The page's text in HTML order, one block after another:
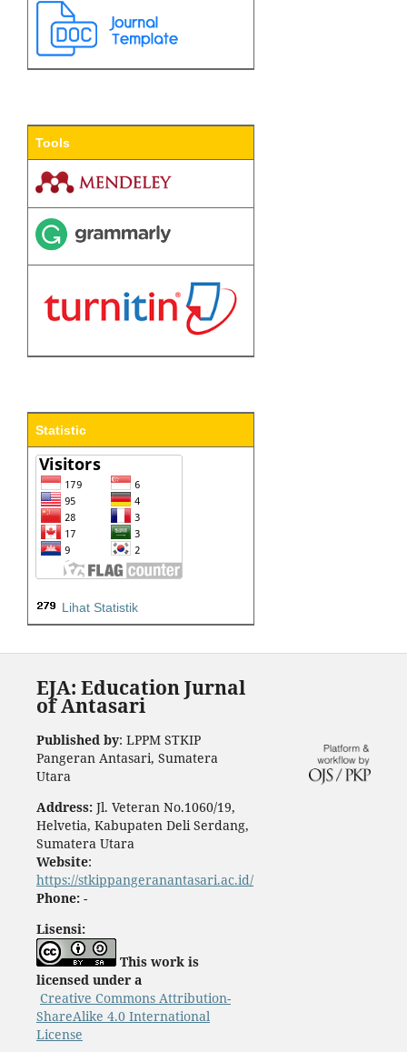
Tools
Statistic
Lihat Statistik
EJA: Education Jurnal
of Antasari
Published by: LPPM STKIP
Pangeran Antasari, Sumatera
Utara
Address: Jl. Veteran No.1060/19,
Helvetia, Kabupaten Deli Serdang,
Sumatera Utara
Website:
https://stkippangeranantasari.ac.id/
Phone: -
Lisensi:
This work is
licensed under a
Creative Commons Attribution-
ShareAlike 4.0 International
License